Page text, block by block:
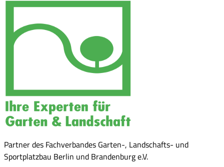
Partner des Fachverbandes Garten-, Landschafts- und
Sportplatzbau Berlin und Brandenburg e.V.